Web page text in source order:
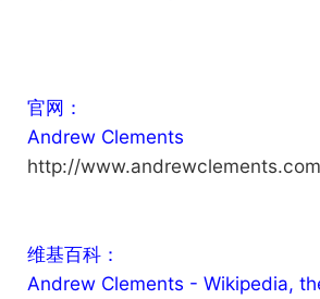
官网：
Andrew Clements
http://
维基百科：
Andrew Clements - Wikipedia,